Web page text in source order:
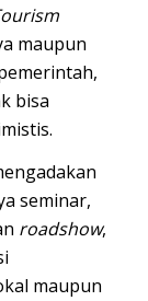
maupun
bisa
seminar,
roadshow,
maupun